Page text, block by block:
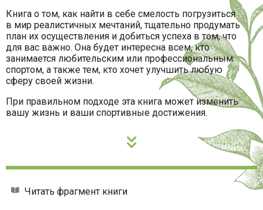
Книга о том, как найти в себе смелость погрузиться
в мир реалистичных мечтаний, тщательно продумать
план их осуществления и добиться успеха в том, что
для вас важно. Она будет интересна всем, кто
занимается любительским или профессиональным
спортом, а также тем, кто хочет улучшить любую
сферу своей жизни.
При правильном подходе эта книга может изменить
вашу жизнь и ваши спортивные достижения.
Читать фрагмент книги